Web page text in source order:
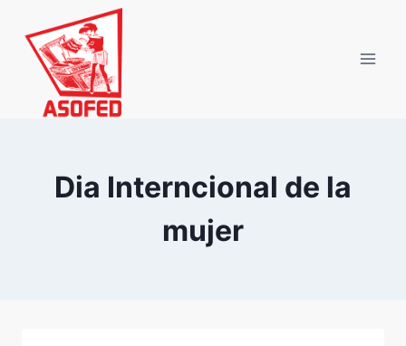
contenido
Dia Interncional de la
mujer